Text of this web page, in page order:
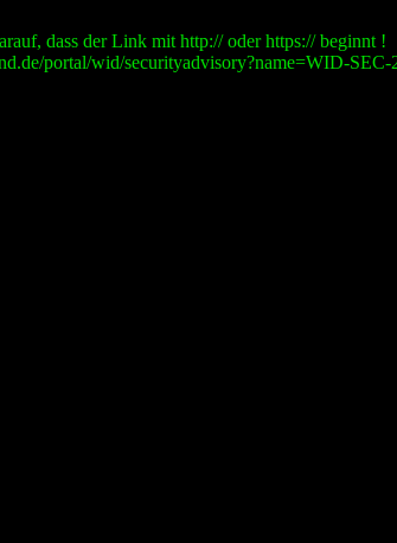
dass der Link mit http:// oder https:// beginnt !
portal/wid/securityadvisory?name=WID-SEC-